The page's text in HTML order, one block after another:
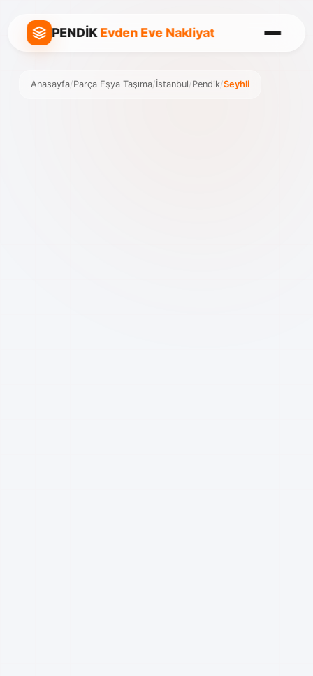
PENDİKEvden Eve Nakliyat
Anasayfa/Parça Eşya Taşıma/İstanbul/Pendik/Seyhli